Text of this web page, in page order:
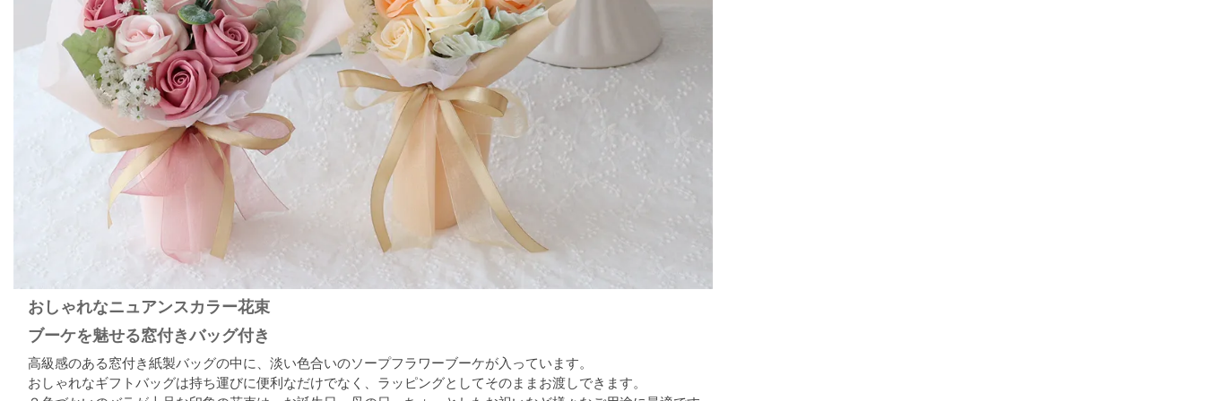
おしゃれなニュアンスカラー花束
ブーケを魅せる窓付きバッグ付き
高級感のある窓付き紙製バッグの中に、淡い色合いのソープフラワーブーケが入っています。
おしゃれなギフトバッグは持ち運びに便利なだけでなく、ラッピングとしてそのままお渡しできます。